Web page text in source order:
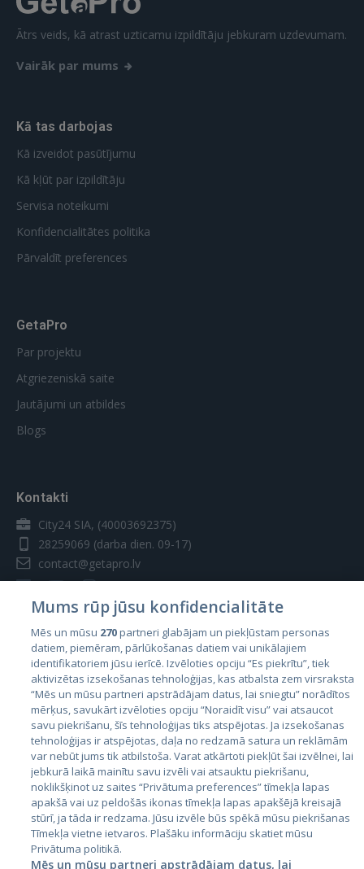
Ātrs veids, kā atrast uzticamu izpildītāju jebkuram uzdevumam.
Vairāk par mums
Kā tas darbojas
Kā izveidot pasūtījumu
Kā kļūt par izpildītāju
Servisa noteikumi
Konfidencialitātes politika
Pārvaldīt preferences
GetaPro
Par projektu
Atgriezeniskā saite
Jautājumi un atbildes
Blogs
Kontakti
City24 SIA, (40003692375)
28259069 (darba dien. 09-17)
contact@getapro.lv
Valstis
Igaunija
Latvija
Lietuva
Mums rūp jūsu konfidencialitāte
Mēs un mūsu 270partneri glabājam un piekļūstam personas
datiem, piemēram, pārlūkošanas datiem vai unikālajiem
identifikatoriem jūsu ierīcē. Izvēloties opciju “Es piekrītu”, tiek
aktivizētas izsekošanas tehnoloģijas, kas atbalsta zem virsraksta
“Mēs un mūsu partneri apstrādājam datus, lai sniegtu” norādītos
mērķus, savukārt izvēloties opciju “Noraidīt visu” vai atsaucot
savu piekrišanu, šīs tehnoloģijas tiks atspējotas. Ja izsekošanas
tehnoloģijas ir atspējotas, daļa no redzamā satura un reklāmām
var nebūt jums tik atbilstoša. Varat atkārtoti piekļūt šai izvēlnei, lai
jebkurā laikā mainītu savu izvēli vai atsauktu piekrišanu,
noklikšķinot uz saites “Privātuma preferences” tīmekļa lapas
apakšā vai uz peldošās ikonas tīmekļa lapas apakšējā kreisajā
stūrī, ja tāda ir redzama. Jūsu izvēle būs spēkā mūsu piekrišanas
Tīmekļa vietne ietvaros. Plašāku informāciju skatiet mūsu
Privātuma politikā.
Mēs un mūsu partneri apstrādājam datus, lai